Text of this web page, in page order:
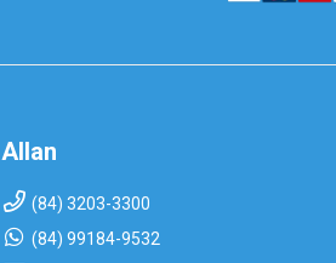
Allan
(84) 3203-3300
(84) 99184-9532